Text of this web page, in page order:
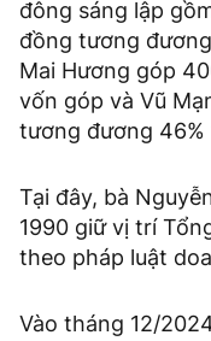
đông sáng lập
đồng tương
Mai Hương góp
vốn góp và Vũ
tương đương 46%
Tại đây, bà
1990 giữ vị trí
theo pháp luật
Vào tháng 12/